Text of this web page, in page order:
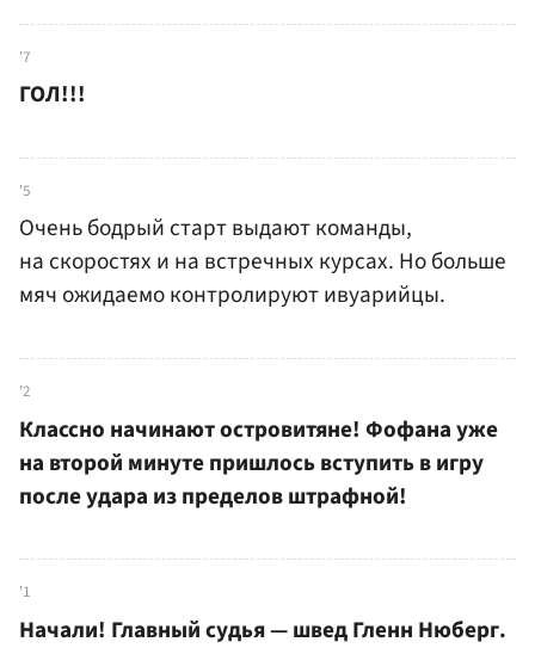
'7
ГОЛ!!!
'5
Очень бодрый старт выдают команды,
на скоростях и на встречных курсах. Но больше
мяч ожидаемо контролируют ивуарийцы.
'2
Классно начинают островитяне! Фофана уже
на второй минуте пришлось вступить в игру
после удара из пределов штрафной!
'1
Начали! Главный судья — швед Гленн Нюберг.